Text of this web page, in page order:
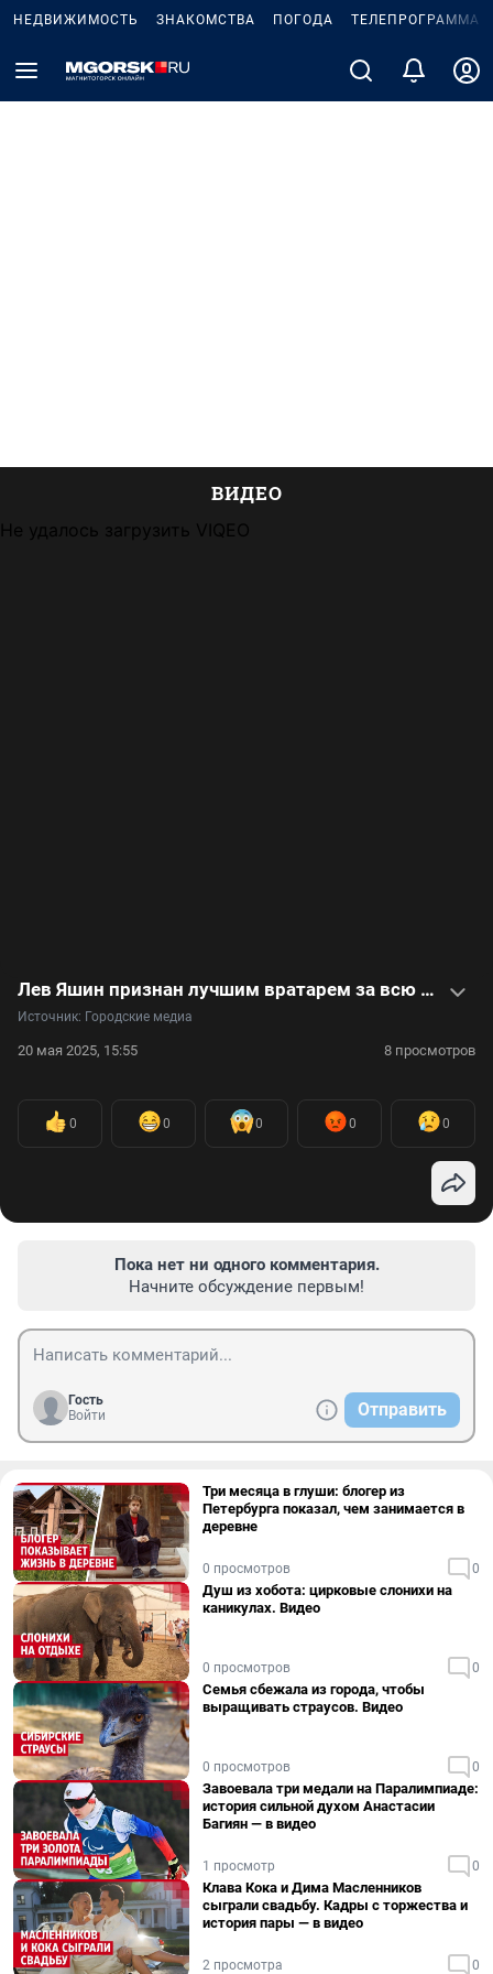
НЕДВИЖИМОСТЬ ЗНАКОМСТВА ПОГОДА ТЕЛЕПРОГРАММА
ВИДЕО
Не удалось загрузить VIQEO
Лев Яшин признан лучшим вратарем за всю историю футбола — видеоистория легенды
Источник: Городские медиа
20 мая 2025, 15:55 8 просмотров
0 0 0 0 0
Пока нет ни одного комментария.
Начните обсуждение первым!
Гость
Войти
Отправить
Три месяца в глуши: блогер из
Петербурга показал, чем занимается в
деревне
0 просмотров 0
Душ из хобота: цирковые слонихи на
каникулах. Видео
0 просмотров 0
Семья сбежала из города, чтобы
выращивать страусов. Видео
0 просмотров 0
Завоевала три медали на Паралимпиаде:
история сильной духом Анастасии
Багиян — в видео
1 просмотр 0
Клава Кока и Дима Масленников
сыграли свадьбу. Кадры с торжества и
история пары — в видео
2 просмотра 0